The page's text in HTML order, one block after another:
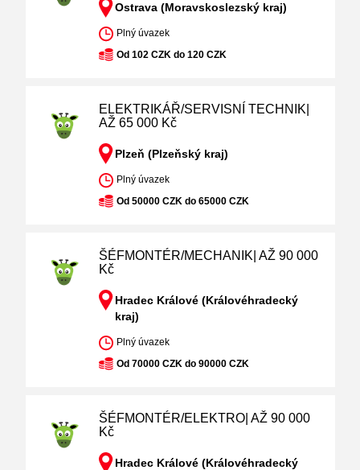
Ostrava (Moravskoslezský kraj)
Plný úvazek
Od 102 CZK do 120 CZK
ELEKTRIKÁŘ/SERVISNÍ TECHNIK|
AŽ 65 000 Kč
Plzeň (Plzeňský kraj)
Plný úvazek
Od 50000 CZK do 65000 CZK
ŠÉFMONTÉR/MECHANIK| AŽ 90 000
Kč
Hradec Králové (Královéhradecký
kraj)
Plný úvazek
Od 70000 CZK do 90000 CZK
ŠÉFMONTÉR/ELEKTRO| AŽ 90 000
Kč
Hradec Králové (Královéhradecký